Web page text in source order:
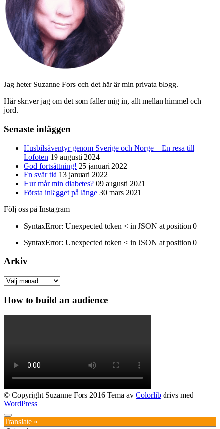
Jag heter Suzanne Fors och det här är min privata blogg.
Här skriver jag om det som faller mig in, allt mellan himmel och
jord.
Senaste inläggen
Husbilsäventyr genom Sverige och Norge – En resa till
Lofoten 19 augusti 2024
God fortsättning! 25 januari 2022
En svår tid 13 januari 2022
Hur mår min diabetes? 09 augusti 2021
Första inlägget på länge 30 mars 2021
Följ oss på Instagram
SyntaxError: Unexpected token < in JSON at position 0
SyntaxError: Unexpected token < in JSON at position 0
Arkiv
Arkiv
How to build an audience
© Copyright Suzanne Fors 2016 Tema av Colorlib drivs med
WordPress
Translate »